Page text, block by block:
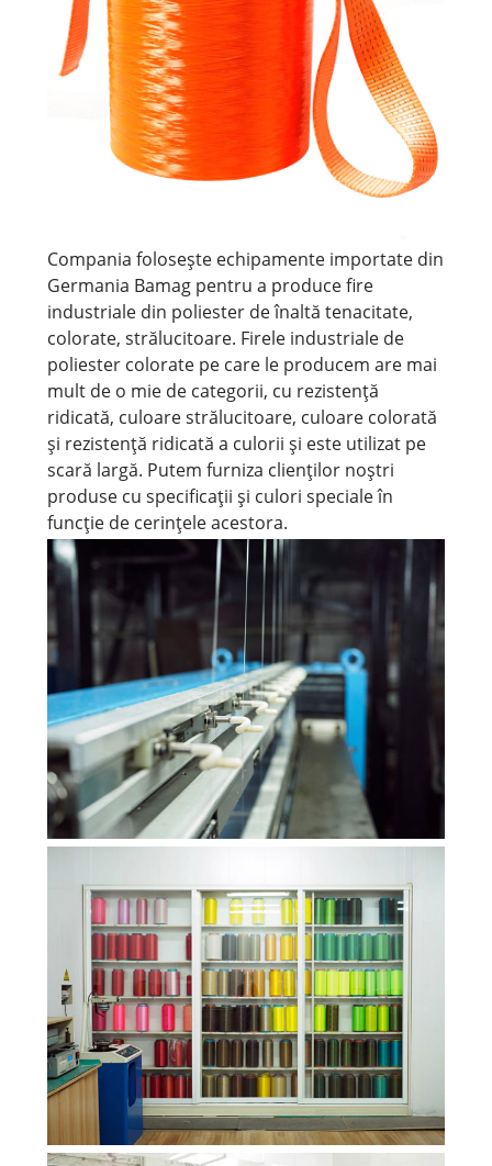
Compania folosește echipamente importate din
Germania Bamag pentru a produce fire
industriale din poliester de înaltă tenacitate,
colorate, strălucitoare. Firele industriale de
poliester colorate pe care le producem are mai
mult de o mie de categorii, cu rezistență
ridicată, culoare strălucitoare, culoare colorată
și rezistență ridicată a culorii și este utilizat pe
scară largă. Putem furniza clienților noștri
produse cu specificații și culori speciale în
funcție de cerințele acestora.